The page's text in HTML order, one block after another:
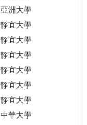
亞洲大學
靜宜大學
靜宜大學
靜宜大學
靜宜大學
靜宜大學
靜宜大學
中華大學